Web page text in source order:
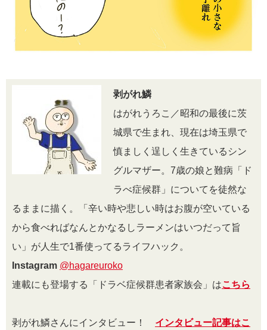
剥がれ鱗
はがれうろこ／昭和の最後に茨
城県で生まれ、現在は埼玉県で
慎ましく逞しく生きているシン
グルマザー。7歳の娘と難病「ド
ラべ症候群」についてを徒然な
るままに描く。「辛い時や悲しい時はお腹が空いている
から食べればなんとかなるしラーメンはいつだって旨
い」が人生で1番使ってるライフハック。
Instagram @hagareuroko
連載にも登場する「ドラベ症候群患者家族会」はこちら
剥がれ鱗さんにインタビュー！ インタビュー記事はこ